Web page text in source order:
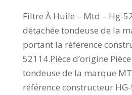
Filtre À Huile – Mtd – Hg-
détachée tondeuse de la
portant la référence
52114.Pièce d’origine
tondeuse de la marque
référence constructeur